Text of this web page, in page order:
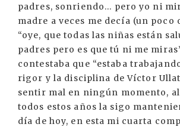
padres, sonriendo... pero yo ni
madre a veces me decía (un poco
“oye, que todas las niñas están
padres pero es que tú ni me
contestaba que “estaba
rigor y la disciplina de Víctor
sentir mal en ningún momento,
todos estos años la sigo
día de hoy, en esta mi cuarta